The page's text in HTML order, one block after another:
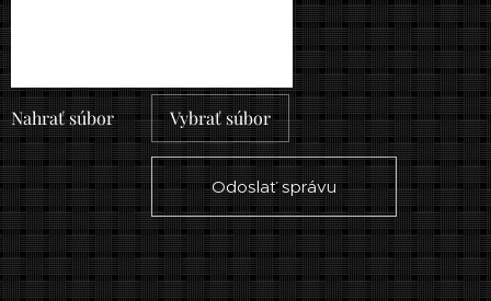
Nahrať súbor Vybrať súbor
Odoslať správu